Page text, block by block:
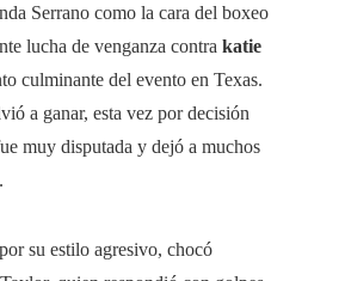
Serrano como la cara del boxeo
lucha de venganza contra katie
culminante del evento en Texas.
a ganar, esta vez por decisión
muy disputada y dejó a muchos
su estilo agresivo, chocó